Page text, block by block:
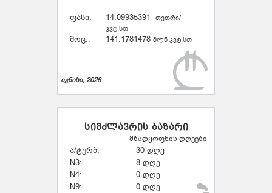
ფასი: 14.09935391
თეთრი/
კვტ.სთ
მოც.: 141.1781478 მლნ კვტ.სთ
ივნისი, 2026
სიმძლავრის ბაზარი
მზადყოფნის დღეები
ა/ტურბ:
30 დღე
N3:
8 დღე
N4:
0 დღე
N9:
0 დღე